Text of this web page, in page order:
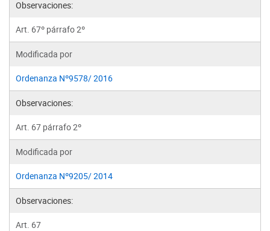
Observaciones:
Art. 67º párrafo 2º
Modificada por
Ordenanza Nº9578/ 2016
Observaciones:
Art. 67 párrafo 2º
Modificada por
Ordenanza Nº9205/ 2014
Observaciones:
Art. 67